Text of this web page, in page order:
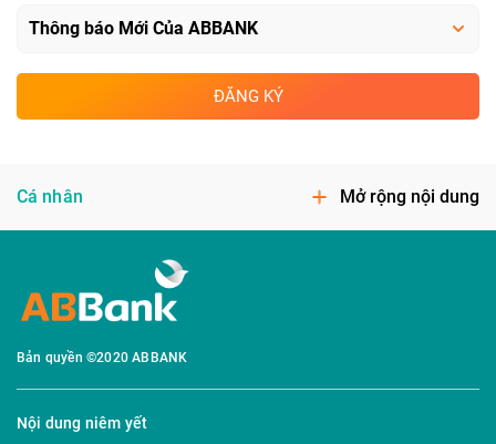
ĐĂNG KÝ
Cá nhân Mở rộng nội dung
Bản quyền ©2020 ABBANK
Nội dung niêm yết